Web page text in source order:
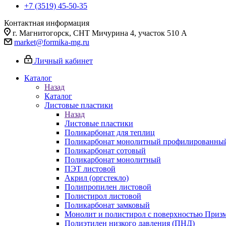
+7 (3519) 45-50-35
Контактная информация
г. Магнитогорск, СНТ Мичурина 4, участок 510 А
market@formika-mg.ru
Личный кабинет
Каталог
Назад
Каталог
Листовые пластики
Назад
Листовые пластики
Поликарбонат для теплиц
Поликарбонат монолитный
Поликарбонат сотовый
Поликарбонат монолитный
ПЭТ листовой
Акрил (оргстекло)
Полипропилен листовой
Полистирол листовой
Поликарбонат замковый
Монолит и полистирол с поверхностью
Полиэтилен низкого давления (ПНД)